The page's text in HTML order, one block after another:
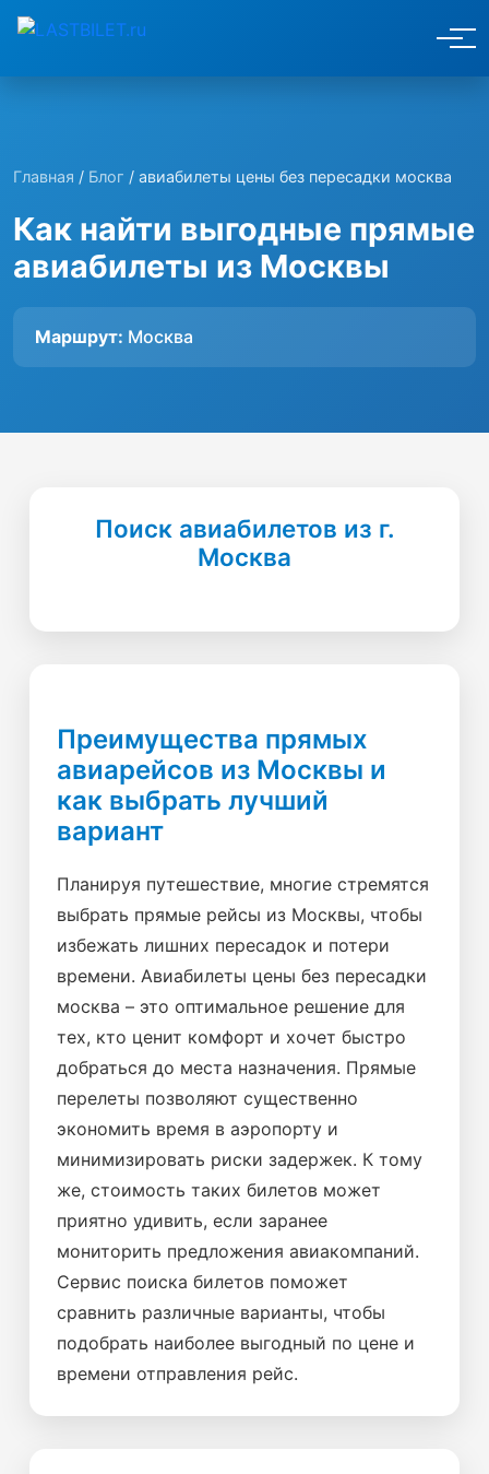
Главная / Блог / авиабилеты цены без пересадки москва
Как найти выгодные прямые
авиабилеты из Москвы
Маршрут: Москва
Поиск авиабилетов из г.
Москва
Преимущества прямых
авиарейсов из Москвы и
как выбрать лучший
вариант
Планируя путешествие, многие стремятся
выбрать прямые рейсы из Москвы, чтобы
избежать лишних пересадок и потери
времени. Авиабилеты цены без пересадки
москва – это оптимальное решение для
тех, кто ценит комфорт и хочет быстро
добраться до места назначения. Прямые
перелеты позволяют существенно
экономить время в аэропорту и
минимизировать риски задержек. К тому
же, стоимость таких билетов может
приятно удивить, если заранее
мониторить предложения авиакомпаний.
Сервис поиска билетов поможет
сравнить различные варианты, чтобы
подобрать наиболее выгодный по цене и
времени отправления рейс.